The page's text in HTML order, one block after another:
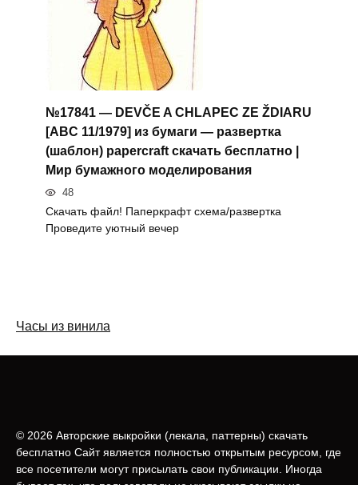
№17841 — DEVČE A CHLAPEC ZE ŽDIARU
[ABC 11/1979] из бумаги — развертка
(шаблон) papercraft скачать бесплатно |
Мир бумажного моделирования
48
Скачать файл! Паперкрафт схема/развертка
Проведите уютный вечер
Часы из винила
© 2026 Авторские выкройки (лeкала, паттерны) скачать
бесплатно Сайт является полностью открытым ресурсом, где
все посетители могут присылать свои публикации. Иногда